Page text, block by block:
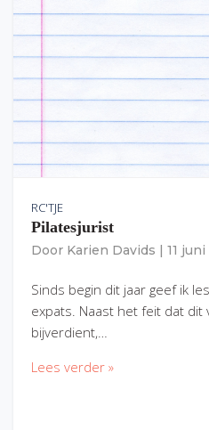
RC'TJE
Pilatesjurist
Door Karien Davids 11
Sinds begin dit jaar geef ik
expats. Naast het feit dat
bijverdient,…
Lees verder »